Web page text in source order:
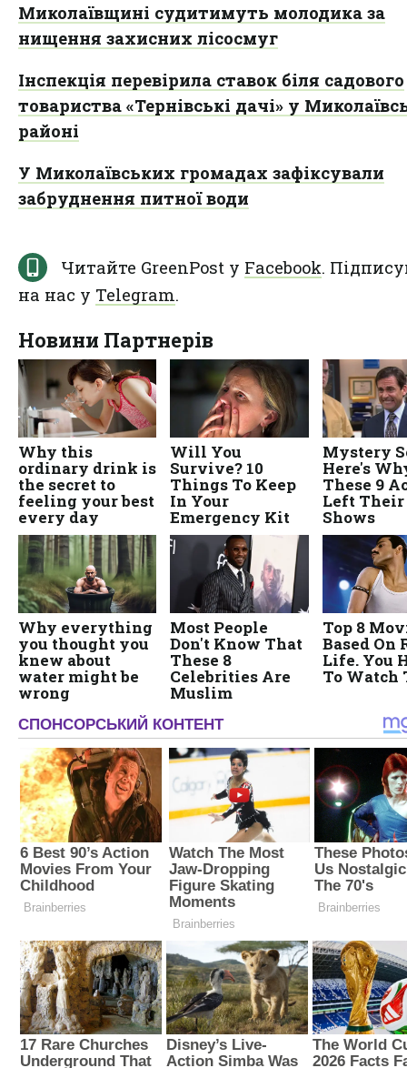
Миколаївщині судитимуть молодика за
нищення захисних лісосмуг
Інспекція перевірила ставок біля садового
товариства «Тернівські дачі» у
районі
У Миколаївських громадах зафіксували
забруднення питної води
Читайте GreenPost у Facebook.
на нас у Telegram.